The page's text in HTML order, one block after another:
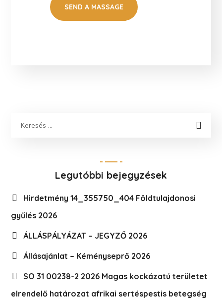
Legutóbbi bejegyzések
Hirdetmény 14_355750_404 Földtulajdonosi
gyűlés 2026
ÁLLÁSPÁLYÁZAT – JEGYZŐ 2026
Állásajánlat – Kéményseprő 2026
SO 31 00238-2 2026 Magas kockázatú területet
elrendelő határozat afrikai sertéspestis betegség